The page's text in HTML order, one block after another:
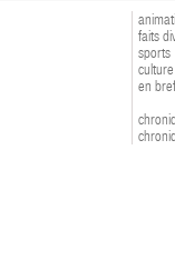
faits
sports
culture
en bref